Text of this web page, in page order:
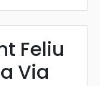
Feliu
Via